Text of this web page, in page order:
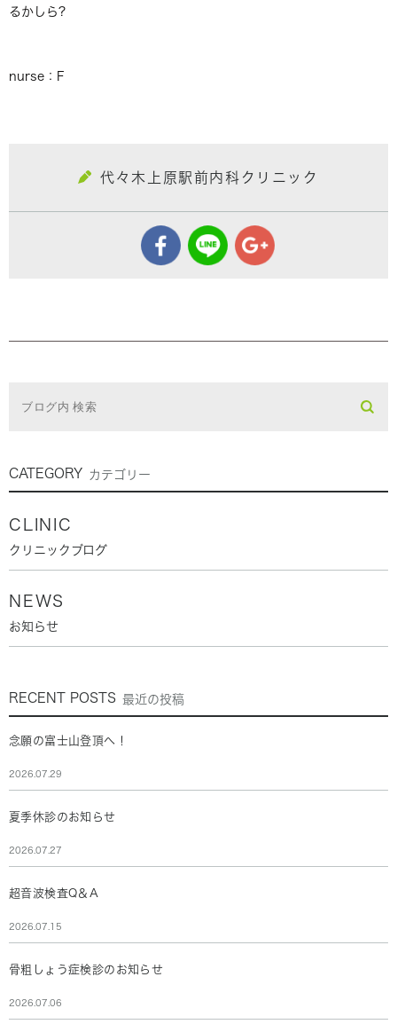
るかしら?
nurse：F
代々木上原駅前内科クリニック
CATEGORY カテゴリー
CLINIC
クリニックブログ
NEWS
お知らせ
RECENT POSTS 最近の投稿
念願の富士山登頂へ！
2026.07.29
夏季休診のお知らせ
2026.07.27
超音波検査Q＆A
2026.07.15
骨粗しょう症検診のお知らせ
2026.07.06